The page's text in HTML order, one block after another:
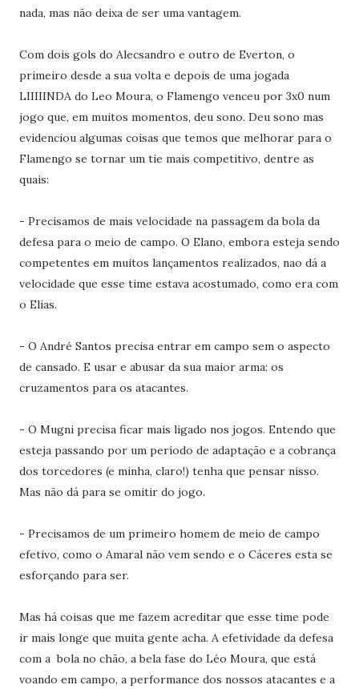
nada, mas não deixa de ser uma vantagem.
Com dois gols do Alecsandro e outro de Everton, o
primeiro desde a sua volta e depois de uma jogada
LIIIIINDA do Leo Moura, o Flamengo venceu por 3x0 num
jogo que, em muitos momentos, deu sono. Deu sono mas
evidenciou algumas coisas que temos que melhorar para o
Flamengo se tornar um tie mais competitivo, dentre as
quais:
- Precisamos de mais velocidade na passagem da bola da
defesa para o meio de campo. O Elano, embora esteja sendo
competentes em muitos lançamentos realizados, nao dá a
velocidade que esse time estava acostumado, como era com
o Elias.
- O André Santos precisa entrar em campo sem o aspecto
de cansado. E usar e abusar da sua maior arma: os
cruzamentos para os atacantes.
- O Mugni precisa ficar mais ligado nos jogos. Entendo que
esteja passando por um período de adaptação e a cobrança
dos torcedores (e minha, claro!) tenha que pensar nisso.
Mas não dá para se omitir do jogo.
- Precisamos de um primeiro homem de meio de campo
efetivo, como o Amaral não vem sendo e o Cáceres esta se
esforçando para ser.
Mas há coisas que me fazem acreditar que esse time pode
ir mais longe que muita gente acha. A efetividade da defesa
com a bola no chão, a bela fase do Léo Moura, que está
voando em campo, a performance dos nossos atacantes e a